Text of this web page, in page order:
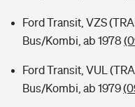
Ford Transit, VZS
Bus/Kombi, ab 1978
Ford Transit, VUL
Bus/Kombi, ab 1979